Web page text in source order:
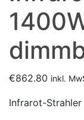
€862.80 inkl.
Infrarot-Strahler